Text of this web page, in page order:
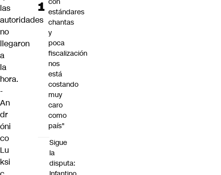
las
autoridades
no
llegaron
a
la
hora.
-
An
dr
óni
co
Lu
ksi
estándares
chantas
y
poca
fiscalización
nos
está
costando
muy
caro
como
país"
Sigue
la
disputa: